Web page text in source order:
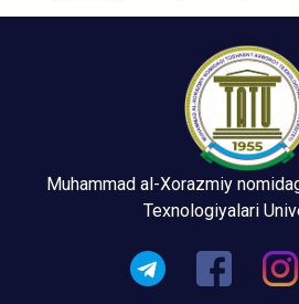
Muhammad al-Xorazmiy
Texnologiyalari